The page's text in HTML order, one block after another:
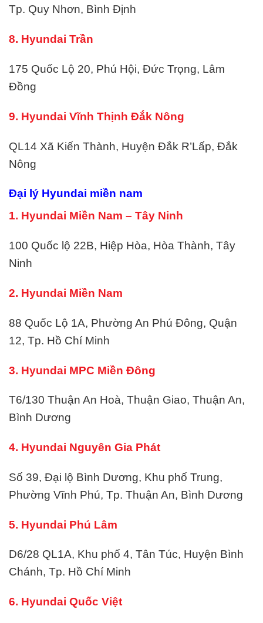
Tp. Quy Nhơn, Bình Định
8. Hyundai Trần
175 Quốc Lộ 20, Phú Hội, Đức Trọng, Lâm
Đồng
9. Hyundai Vĩnh Thịnh Đắk Nông
QL14 Xã Kiến Thành, Huyện Đắk R’Lấp, Đắk
Nông
Đại lý Hyundai miền nam
1. Hyundai Miền Nam – Tây Ninh
100 Quốc lộ 22B, Hiệp Hòa, Hòa Thành, Tây
Ninh
2. Hyundai Miền Nam
88 Quốc Lộ 1A, Phường An Phú Đông, Quận
12, Tp. Hồ Chí Minh
3. Hyundai MPC Miền Đông
T6/130 Thuận An Hoà, Thuận Giao, Thuận An,
Bình Dương
4. Hyundai Nguyên Gia Phát
Số 39, Đại lộ Bình Dương, Khu phố Trung,
Phường Vĩnh Phú, Tp. Thuận An, Bình Dương
5. Hyundai Phú Lâm
D6/28 QL1A, Khu phố 4, Tân Túc, Huyện Bình
Chánh, Tp. Hồ Chí Minh
6. Hyundai Quốc Việt